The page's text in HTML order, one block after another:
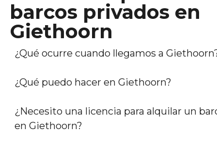
barcos privados en
Giethoorn
¿Qué ocurre cuando llegamos a
¿Qué puedo hacer en Giethoorn?
¿Necesito una licencia para alquilar un
en Giethoorn?